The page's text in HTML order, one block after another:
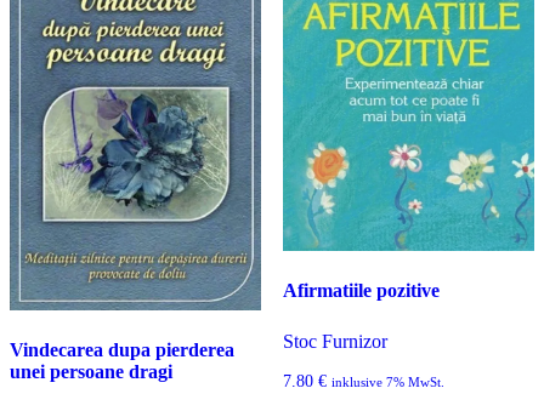
Vindecarea dupa pierderea
unei persoane dragi
Afirmatiile pozitive
Stoc Furnizor
7.80 € inklusive 7% MwSt.